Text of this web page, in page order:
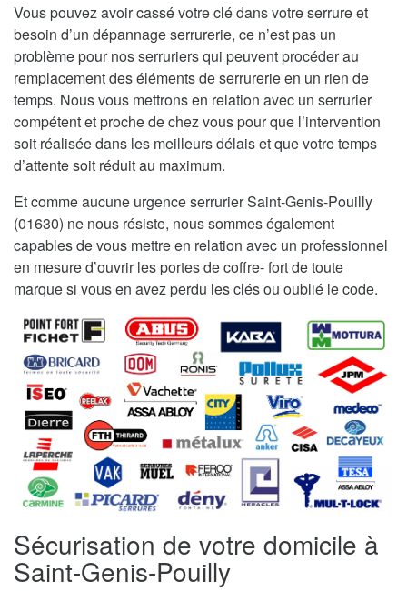
Vous pouvez avoir cassé votre clé dans votre serrure et
besoin d’un dépannage serrurerie, ce n’est pas un
problème pour nos serruriers qui peuvent procéder au
remplacement des éléments de serrurerie en un rien de
temps. Nous vous mettrons en relation avec un serrurier
compétent et proche de chez vous pour que l’intervention
soit réalisée dans les meilleurs délais et que votre temps
d’attente soit réduit au maximum.
Et comme aucune urgence serrurier Saint-Genis-Pouilly
(01630) ne nous résiste, nous sommes également
capables de vous mettre en relation avec un professionnel
en mesure d’ouvrir les portes de coffre- fort de toute
marque si vous en avez perdu les clés ou oublié le code.
Sécurisation de votre domicile à
Saint-Genis-Pouilly